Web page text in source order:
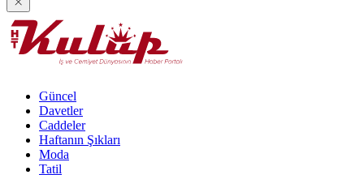
Güncel
Davetler
Caddeler
Haftanın Şıkları
Moda
Tatil